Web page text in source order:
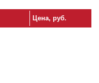
Цена, руб.